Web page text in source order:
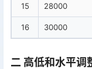
15 28000
16 30000
二 高低和水平调